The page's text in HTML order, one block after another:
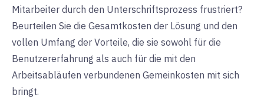
Mitarbeiter durch den Unterschriftsprozess frustriert?
Beurteilen Sie die Gesamtkosten der Lösung und den
vollen Umfang der Vorteile, die sie sowohl für die
Benutzererfahrung als auch für die mit den
Arbeitsabläufen verbundenen Gemeinkosten mit sich
bringt.